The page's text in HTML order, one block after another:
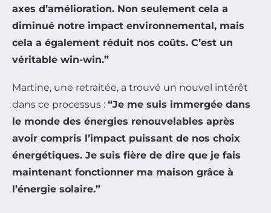
axes d’amélioration. Non seulement cela a
diminué notre impact environnemental, mais
cela a également réduit nos coûts. C’est un
véritable win-win.”
Martine, une retraitée, a trouvé un nouvel intérêt
dans ce processus : “Je me suis immergée dans
le monde des énergies renouvelables après
avoir compris l’impact puissant de nos choix
énergétiques. Je suis fière de dire que je fais
maintenant fonctionner ma maison grâce à
l’énergie solaire.”